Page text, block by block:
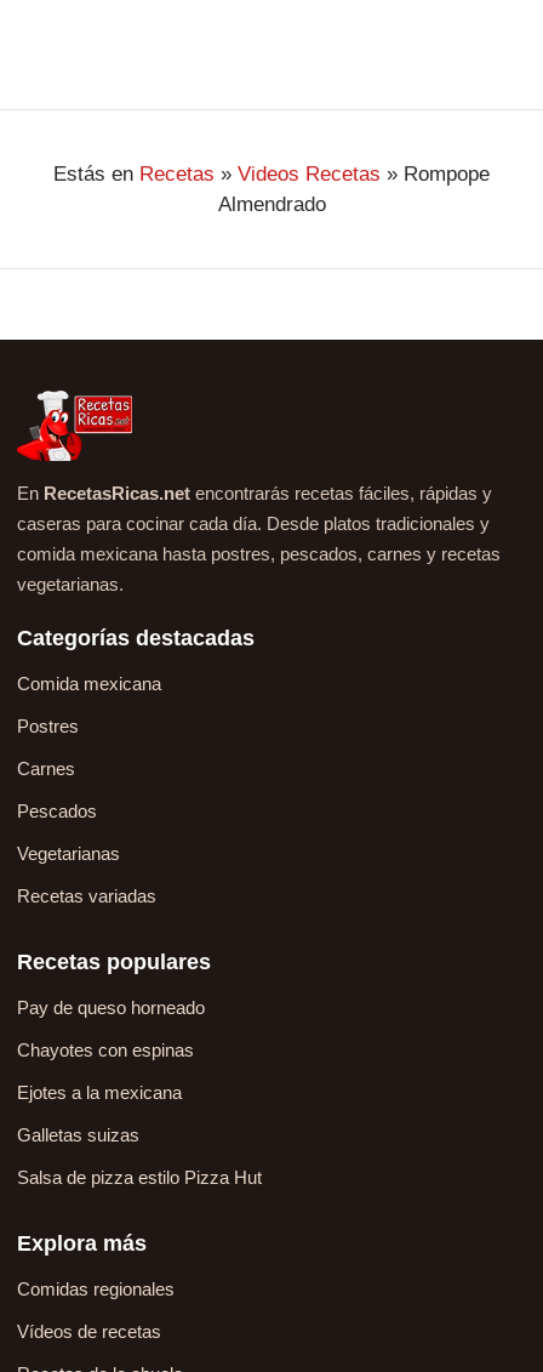
Estás en Recetas » Videos Recetas » Rompope
Almendrado
En RecetasRicas.net encontrarás recetas fáciles, rápidas y
caseras para cocinar cada día. Desde platos tradicionales y
comida mexicana hasta postres, pescados, carnes y recetas
vegetarianas.
Categorías destacadas
Comida mexicana
Postres
Carnes
Pescados
Vegetarianas
Recetas variadas
Recetas populares
Pay de queso horneado
Chayotes con espinas
Ejotes a la mexicana
Galletas suizas
Salsa de pizza estilo Pizza Hut
Explora más
Comidas regionales
Vídeos de recetas